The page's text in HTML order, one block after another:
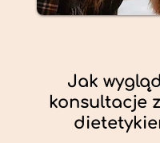
Jak
konsultacje